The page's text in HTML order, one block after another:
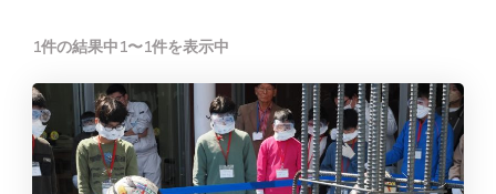
1件の結果中1〜1件を表示中